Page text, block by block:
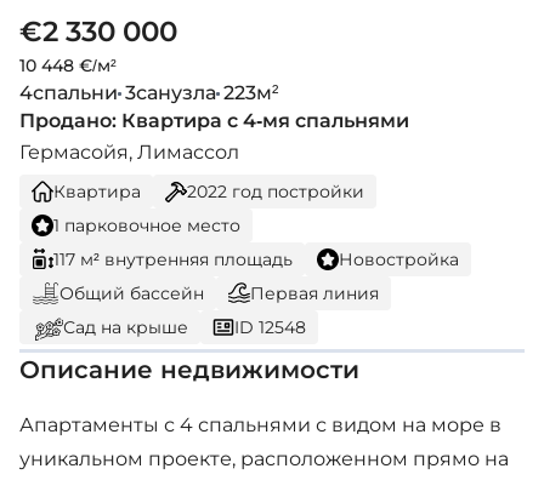
€2 330 000
10 448 €/м²
4спальни 3санузла 223м²
Продано: Квартира с 4-мя спальнями
Гермасойя, Лимассол
Квартира 2022 год постройки
1 парковочное место
117 м² внутренняя площадь
Новостройка
Общий бассейн
Первая линия
Сад на крыше
ID 12548
Описание недвижимости
Апартаменты с 4 спальнями с видом на море в
уникальном проекте, расположенном прямо на